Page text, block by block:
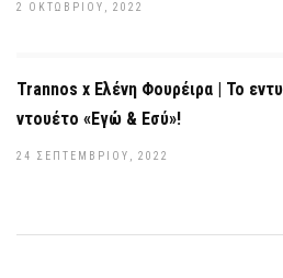
2 ΟΚΤΩΒΡΊΟΥ, 2022
Trannos x Ελένη Φουρέιρα | Το
ντουέτο «Εγώ & Εσύ»!
24 ΣΕΠΤΕΜΒΡΊΟΥ, 2022